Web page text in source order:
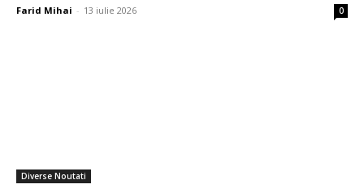
Farid Mihai - 13 iulie 2026 0
Diverse Noutati